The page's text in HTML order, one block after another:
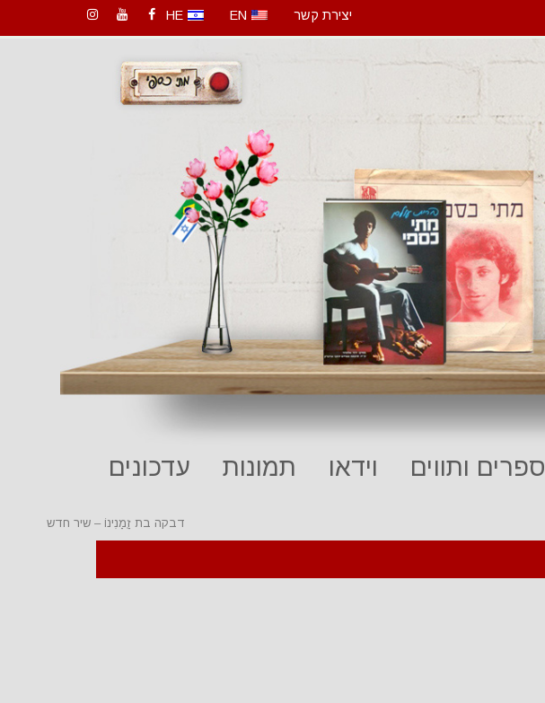
יצירת קשר EN
HE
ספרים ותווים וידאו תמונות עדכונים
דבקה בת זְַמַנִינוֹ – שיר חדש